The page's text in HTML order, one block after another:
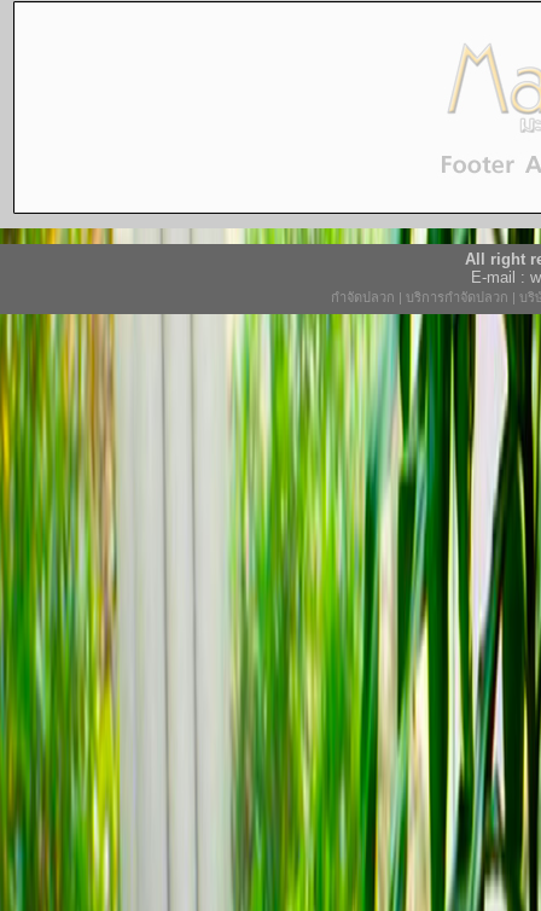
All right
E-mail :
กำจัดปลวก | บริการกำจัดปลวก | บริ